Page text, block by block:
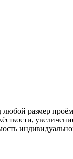
размер